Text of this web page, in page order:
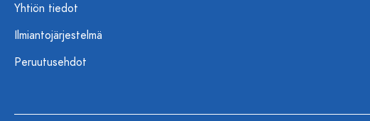
Yhtiön tiedot
Ilmiantojärjestelmä
Peruutusehdot